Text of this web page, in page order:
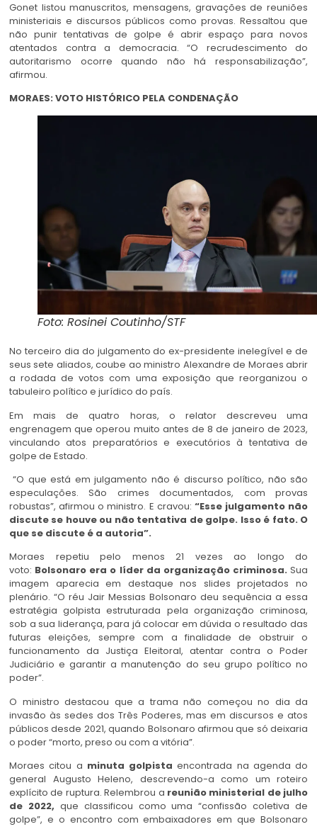
Gonet listou manuscritos, mensagens, gravações de reuniões
ministeriais e discursos públicos como provas. Ressaltou que
não punir tentativas de golpe é abrir espaço para novos
atentados contra a democracia. “O recrudescimento do
autoritarismo ocorre quando não há responsabilização”,
afirmou.
MORAES: VOTO HISTÓRICO PELA CONDENAÇÃO
Foto: Rosinei Coutinho/STF
No terceiro dia do julgamento do ex-presidente inelegível e de
seus sete aliados, coube ao ministro Alexandre de Moraes abrir
a rodada de votos com uma exposição que reorganizou o
tabuleiro político e jurídico do país.
Em mais de quatro horas, o relator descreveu uma
engrenagem que operou muito antes de 8 de janeiro de 2023,
vinculando atos preparatórios e executórios à tentativa de
golpe de Estado.
“O que está em julgamento não é discurso político, não são
especulações. São crimes documentados, com provas
robustas”, afirmou o ministro. E cravou: “Esse julgamento não
discute se houve ou não tentativa de golpe. Isso é fato. O
que se discute é a autoria”.
Moraes repetiu pelo menos 21 vezes ao longo do
voto: Bolsonaro era o líder da organização criminosa. Sua
imagem aparecia em destaque nos slides projetados no
plenário. “O réu Jair Messias Bolsonaro deu sequência a essa
estratégia golpista estruturada pela organização criminosa,
sob a sua liderança, para já colocar em dúvida o resultado das
futuras eleições, sempre com a finalidade de obstruir o
funcionamento da Justiça Eleitoral, atentar contra o Poder
Judiciário e garantir a manutenção do seu grupo político no
poder”.
O ministro destacou que a trama não começou no dia da
invasão às sedes dos Três Poderes, mas em discursos e atos
públicos desde 2021, quando Bolsonaro afirmou que só deixaria
o poder “morto, preso ou com a vitória”.
Moraes citou a minuta golpista encontrada na agenda do
general Augusto Heleno, descrevendo-a como um roteiro
explícito de ruptura. Relembrou a reunião ministerial de julho
de 2022, que classificou como uma “confissão coletiva de
golpe”, e o encontro com embaixadores em que Bolsonaro